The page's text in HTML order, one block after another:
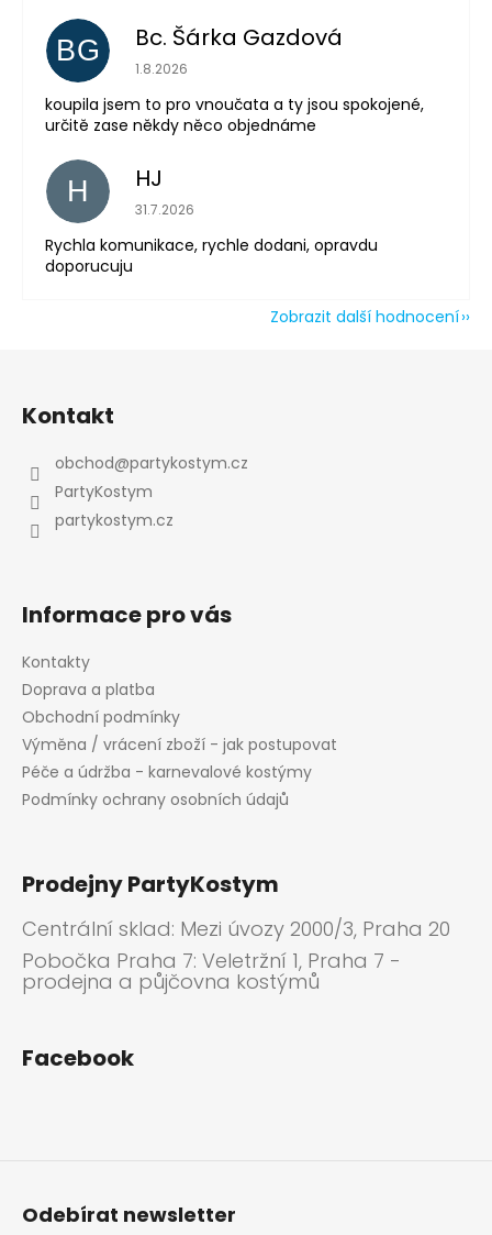
BG Bc. Šárka Gazdová
Hodnocení obchodu je 5 z 5 hvězdiček.
1.8.2026
koupila jsem to pro vnoučata a ty jsou spokojené,
určitě zase někdy něco objednáme
H HJ
Hodnocení obchodu je 5 z 5 hvězdiček.
31.7.2026
Rychla komunikace, rychle dodani, opravdu
doporucuju
Zobrazit další hodnocení
Odebírat newsletter
Kontakt
obchod@partykostym.cz
PartyKostym
partykostym.cz
Informace pro vás
Kontakty
Doprava a platba
Obchodní podmínky
Výměna / vrácení zboží - jak postupovat
Péče a údržba - karnevalové kostýmy
Podmínky ochrany osobních údajů
Prodejny PartyKostym
Centrální sklad: Mezi úvozy 2000/3, Praha 20
Pobočka Praha 7: Veletržní 1, Praha 7 -
prodejna a půjčovna kostýmů
Facebook